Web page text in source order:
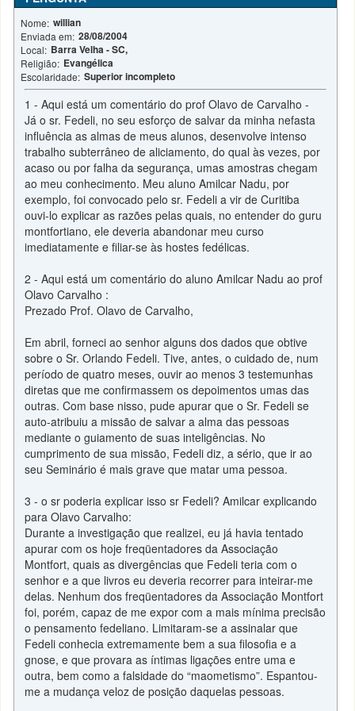
Nome: willian
Enviada em: 28/08/2004
Local: Barra Velha - SC,
Religião: Evangélica
Escolaridade: Superior incompleto
1 - Aqui está um comentário do prof Olavo de Carvalho -
Já o sr. Fedeli, no seu esforço de salvar da minha nefasta
influência as almas de meus alunos, desenvolve intenso
trabalho subterrâneo de aliciamento, do qual às vezes, por
acaso ou por falha da segurança, umas amostras chegam
ao meu conhecimento. Meu aluno Amilcar Nadu, por
exemplo, foi convocado pelo sr. Fedeli a vir de Curitiba
ouvi-lo explicar as razões pelas quais, no entender do guru
montfortiano, ele deveria abandonar meu curso
imediatamente e filiar-se às hostes fedélicas.
2 - Aqui está um comentário do aluno Amilcar Nadu ao prof
Olavo Carvalho :
Prezado Prof. Olavo de Carvalho,
Em abril, forneci ao senhor alguns dos dados que obtive
sobre o Sr. Orlando Fedeli. Tive, antes, o cuidado de, num
período de quatro meses, ouvir ao menos 3 testemunhas
diretas que me confirmassem os depoimentos umas das
outras. Com base nisso, pude apurar que o Sr. Fedeli se
auto-atribuiu a missão de salvar a alma das pessoas
mediante o guiamento de suas inteligências. No
cumprimento de sua missão, Fedeli diz, a sério, que ir ao
seu Seminário é mais grave que matar uma pessoa.
3 - o sr poderia explicar isso sr Fedeli? Amilcar explicando
para Olavo Carvalho:
Durante a investigação que realizei, eu já havia tentado
apurar com os hoje freqüentadores da Associação
Montfort, quais as divergências que Fedeli teria com o
senhor e a que livros eu deveria recorrer para inteirar-me
delas. Nenhum dos freqüentadores da Associação Montfort
foi, porém, capaz de me expor com a mais mínima precisão
o pensamento fedeliano. Limitaram-se a assinalar que
Fedeli conhecia extremamente bem a sua filosofia e a
gnose, e que provara as íntimas ligações entre uma e
outra, bem como a falsidade do “maometismo”. Espantou-
me a mudança veloz de posição daquelas pessoas.